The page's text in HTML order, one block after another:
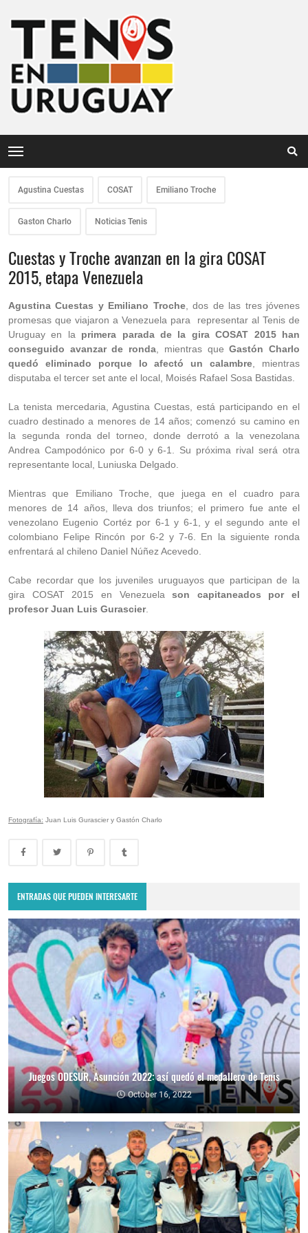
Agustina Cuestas COSAT Emiliano Troche
Gaston Charlo Noticias Tenis
Cuestas y Troche avanzan en la gira COSAT
2015, etapa Venezuela
Agustina Cuestas y Emiliano Troche, dos de las tres jóvenes
promesas que viajaron a Venezuela para representar al Tenis de
Uruguay en la primera parada de la gira COSAT 2015 han
conseguido avanzar de ronda , mientras queGastón Charlo
quedó eliminado porque lo afectó un calambre , mientras
disputaba el tercer set ante el local, Moisés Rafael Sosa Bastidas.
La tenista mercedaria, Agustina Cuestas, está participando en el
cuadro destinado a menores de 14 años; comenzó su camino en
la segunda ronda del torneo, donde derrotó a la venezolana
Andrea Campodónico por 6-0 y 6-1. Su próxima rival será otra
representante local, Luniuska Delgado.
Mientras que Emiliano Troche, que juega en el cuadro para
menores de 14 años, lleva dos triunfos; el primero fue ante el
venezolano Eugenio Cortéz por 6-1 y 6-1, y el segundo ante el
colombiano Felipe Rincón por 6-2 y 7-6. En la siguiente ronda
enfrentará al chileno Daniel Núñez Acevedo.
Cabe recordar que los juveniles uruguayos que participan de la
gira COSAT 2015 en Venezuelason capitaneados por el
profesor Juan Luis Gurascier.
Fotografía: Juan Luis Gurascier y Gastón Charlo
ENTRADAS QUE PUEDEN INTERESARTE
Juegos ODESUR, Asunción 2022: así quedó el medallero de Tenis
October 16, 2022